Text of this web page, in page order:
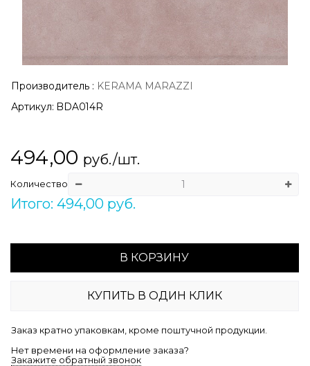
Производитель : KERAMA MARAZZI
Артикул: BDA014R
494,00 руб./шт.
Количество
Итого: 494,00 руб.
В КОРЗИНУ
КУПИТЬ В ОДИН КЛИК
Заказ кратно упаковкам, кроме поштучной продукции.
Нет времени на оформление заказа?
Закажите обратный звонок